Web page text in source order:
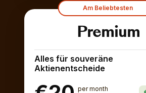
Am Beliebtesten
Premium
Alles für souveräne
Aktienentscheide
per month